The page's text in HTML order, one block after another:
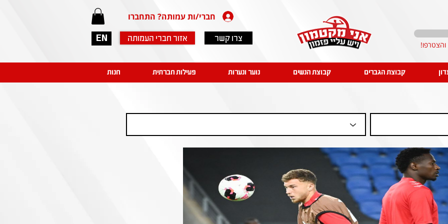
EN
חברי/ות עמותה? התחברו
אזור חברי העמותה צרו קשר
קבוצת הגברים קבוצת הנשים נוער ונערות פעילות חברתית חנות